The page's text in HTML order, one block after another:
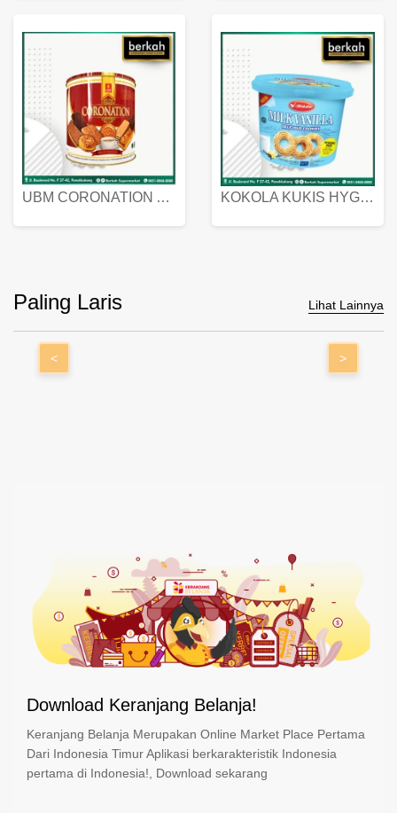
UBM CORONATION ASSORTED BISKUIT KALENG 450 GRAM KOKOLA KUKIS HYGIENIC MILK VANILLA PACK 320 GR
Paling Laris Lihat Lainnya
< >
Download Keranjang Belanja!
Keranjang Belanja Merupakan Online Market Place Pertama
Dari Indonesia Timur Aplikasi berkarakteristik Indonesia
pertama di Indonesia!, Download sekarang